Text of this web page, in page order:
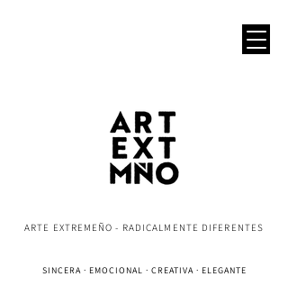
ARTE EXTREMEÑO - RADICALMENTE DIFERENTES
SINCERA · EMOCIONAL · CREATIVA · ELEGANTE